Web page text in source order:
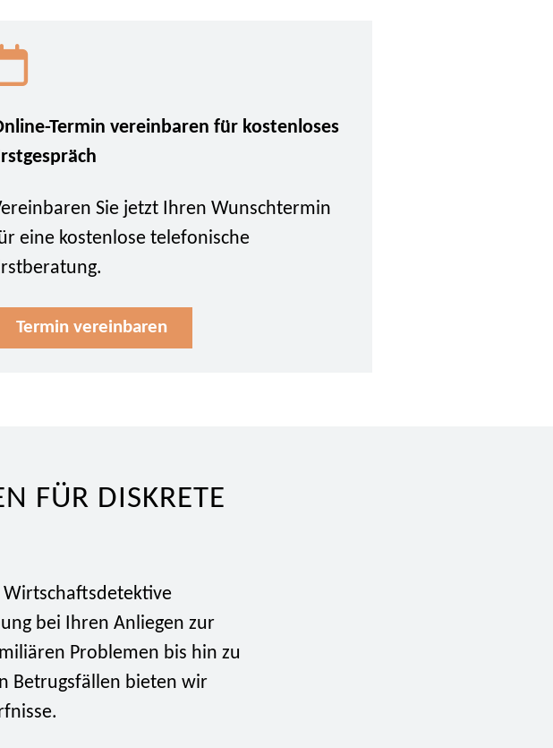
Termin vereinbaren für kostenloses
Sie jetzt Ihren Wunschtermin
eine kostenlose telefonische
Termin vereinbaren
FÜR DISKRETE
bei Ihren Anliegen zur
Problemen bis hin zu
Betrugsfällen bieten wir